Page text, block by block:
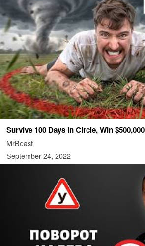
Survive 100 Days In Circle, Win $500,000
MrBeast
September 24, 2022